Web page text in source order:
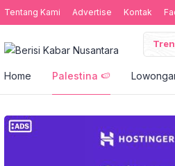
Tentang Kami Advertise Kontak
Home Palestina 🍉